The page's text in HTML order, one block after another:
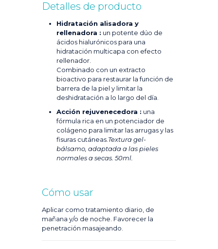
Detalles de producto
Hidratación alisadora y
rellenadora : un potente dúo de
ácidos hialurónicos para una
hidratación multicapa con efecto
rellenador.
Combinado con un extracto
bioactivo para restaurar la función de
barrera de la piel y limitar la
deshidratación a lo largo del día.
Acción rejuvenecedora : una
fórmula rica en un potenciador de
colágeno para limitar las arrugas y las
fisuras cutáneas. Textura gel-
bálsamo, adaptada a las pieles
normales a secas. 50ml.
Cómo usar
Aplicar como tratamiento diario, de
mañana y/o de noche. Favorecer la
penetración masajeando.